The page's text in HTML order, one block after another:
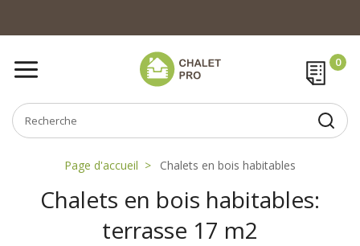
Page d'accueil Chalets en bois habitables
Chalets en bois habitables:
terrasse 17 m2